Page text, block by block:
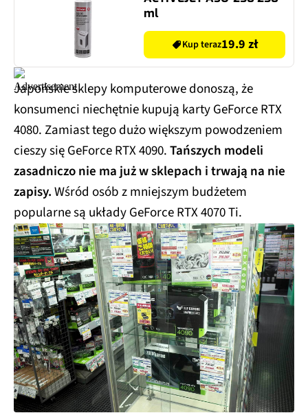
ml
Kup teraz19.9 zł
Japońskie sklepy komputerowe donoszą, że
konsumenci niechętnie kupują karty GeForce RTX
4080. Zamiast tego dużo większym powodzeniem
cieszy się GeForce RTX 4090.Tańszych modeli
zasadniczo nie ma już w sklepach i trwają na nie
zapisy.Wśród osób z mniejszym budżetem
popularne są układy GeForce RTX 4070 Ti.